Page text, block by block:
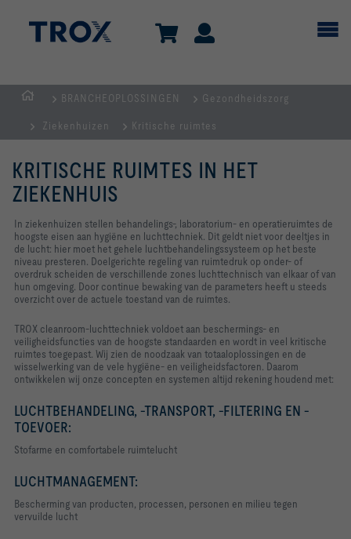
BRANCHEOPLOSSINGEN Gezondheidszorg
Ziekenhuizen Kritische ruimtes
KRITISCHE RUIMTES IN HET
ZIEKENHUIS
In ziekenhuizen stellen behandelings-, laboratorium- en operatieruimtes de
hoogste eisen aan hygiëne en luchttechniek. Dit geldt niet voor deeltjes in
de lucht: hier moet het gehele luchtbehandelingssysteem op het beste
niveau presteren. Doelgerichte regeling van ruimtedruk op onder- of
overdruk scheiden de verschillende zones luchttechnisch van elkaar of van
hun omgeving. Door continue bewaking van de parameters heeft u steeds
overzicht over de actuele toestand van de ruimtes.
TROX cleanroom-luchttechniek voldoet aan beschermings- en
veiligheidsfuncties van de hoogste standaarden en wordt in veel kritische
ruimtes toegepast. Wij zien de noodzaak van totaaloplossingen en de
wisselwerking van de vele hygiëne- en veiligheidsfactoren. Daarom
ontwikkelen wij onze concepten en systemen altijd rekening houdend met:
LUCHTBEHANDELING, -TRANSPORT, -FILTERING EN -
TOEVOER:
Stofarme en comfortabele ruimtelucht
LUCHTMANAGEMENT:
Bescherming van producten, processen, personen en milieu tegen
vervuilde lucht